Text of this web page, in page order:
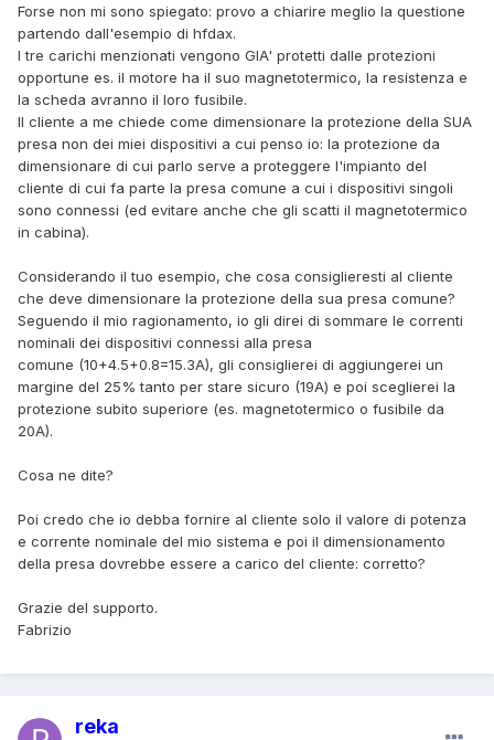
da 0,8A per un assorbimento totale di 15,3A. Essendo
l'alimentazione in comune, secondo il tuo ragionamento,
scegli un fusibile da 20A. Questo da un lato ti
costringerebbe a utilizzare una presa / spina da 32A e un
cavo da 4mm 2- quando una 16A e un 2.5 mm
più che sufficienti visto l'assorbimento massimo - ma
dall'altro sarebbe totalmente inutile ai fini della protezione
dei circuiti macchina perché un fusibile da 20A difficilmente
proteggerebbe efficacemente il circuito che ne assorbe 10.
Se quest'ultimo a causa di un sovraccarico assorbisse 18A
andrebbe in fumo e il fusibile non farebbe una piega, ci
sicuro non proteggerebbe quello da 4,5 e tanto meno quello
da 1,8.
In questi casi, i fusibili destinati a proteggere i vari circuiti
della macchina si montano sulla macchina, ogni circuito
deve avere il suo fusibile dedicato della giusta taglia.
Forse non mi sono spiegato: provo a chiarire meglio la questione
partendo dall'esempio di hfdax.
I tre carichi menzionati vengono GIA' protetti dalle protezioni
opportune es. il motore ha il suo magnetotermico, la resistenza e
la scheda avranno il loro fusibile.
Il cliente a me chiede come dimensionare la protezione della SUA
presa non dei miei dispositivi a cui penso io: la protezione da
dimensionare di cui parlo serve a proteggere l'impianto del
cliente di cui fa parte la presa comune a cui i dispositivi singoli
sono connessi (ed evitare anche che gli scatti il magnetotermico
in cabina).
Considerando il tuo esempio, che cosa consiglieresti al cliente
che deve dimensionare la protezione della sua presa comune?
Seguendo il mio ragionamento, io gli direi di sommare le correnti
nominali dei dispositivi connessi alla presa
comune (10+4.5+0.8=15.3A), gli consiglierei di aggiungerei un
margine del 25% tanto per stare sicuro (19A) e poi sceglierei la
protezione subito superiore (es. magnetotermico o fusibile da
20A).
Cosa ne dite?
Poi credo che io debba fornire al cliente solo il valore di potenza
e corrente nominale del mio sistema e poi il dimensionamento
della presa dovrebbe essere a carico del cliente: corretto?
Grazie del supporto.
Fabrizio
reka